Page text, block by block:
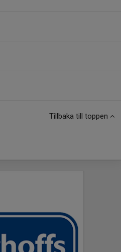
Tillbaka till toppen